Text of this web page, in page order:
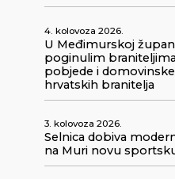
4. kolovoza 2026.
U Međimurskoj
poginulim
pobjede i
hrvatskih branitelja
3. kolovoza 2026.
Selnica dobiva
na Muri novu